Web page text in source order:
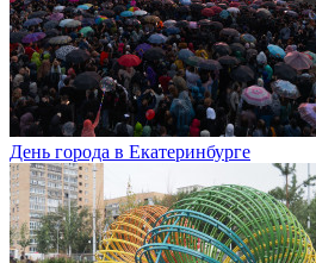
День города в Екатеринбурге